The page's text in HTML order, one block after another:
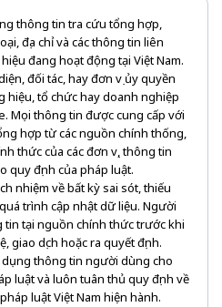
thông tin tra cứu tổng hợp,
địa chỉ và các thông tin liên
đang hoạt động tại Việt Nam.
đối tác, hay đơn vị ủy quyền
hiệu, tổ chức hay doanh nghiệp
Mọi thông tin được cung cấp với
hợp từ các nguồn chính thống,
thức của các đơn vị, thông tin
quy định của pháp luật.
nhiệm về bất kỳ sai sót, thiếu
trình cập nhật dữ liệu. Người
tại nguồn chính thức trước khi
giao dịch hoặc ra quyết định.
thông tin người dùng cho
luật và luôn tuân thủ quy định về
luật Việt Nam hiện hành.